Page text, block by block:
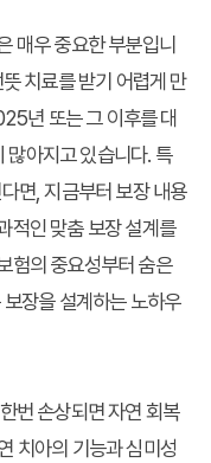
매우 중요한 부분입니
치료를 받기 어렵게 만
년 또는 그 이후를 대
많아지고 있습니다. 특
면, 지금부터 보장 내용
적인 맞춤 보장 설계를
험의 중요성부터 숨은
장을 설계하는 노하우
번 손상되면 자연 회복
치아의 기능과 심미성